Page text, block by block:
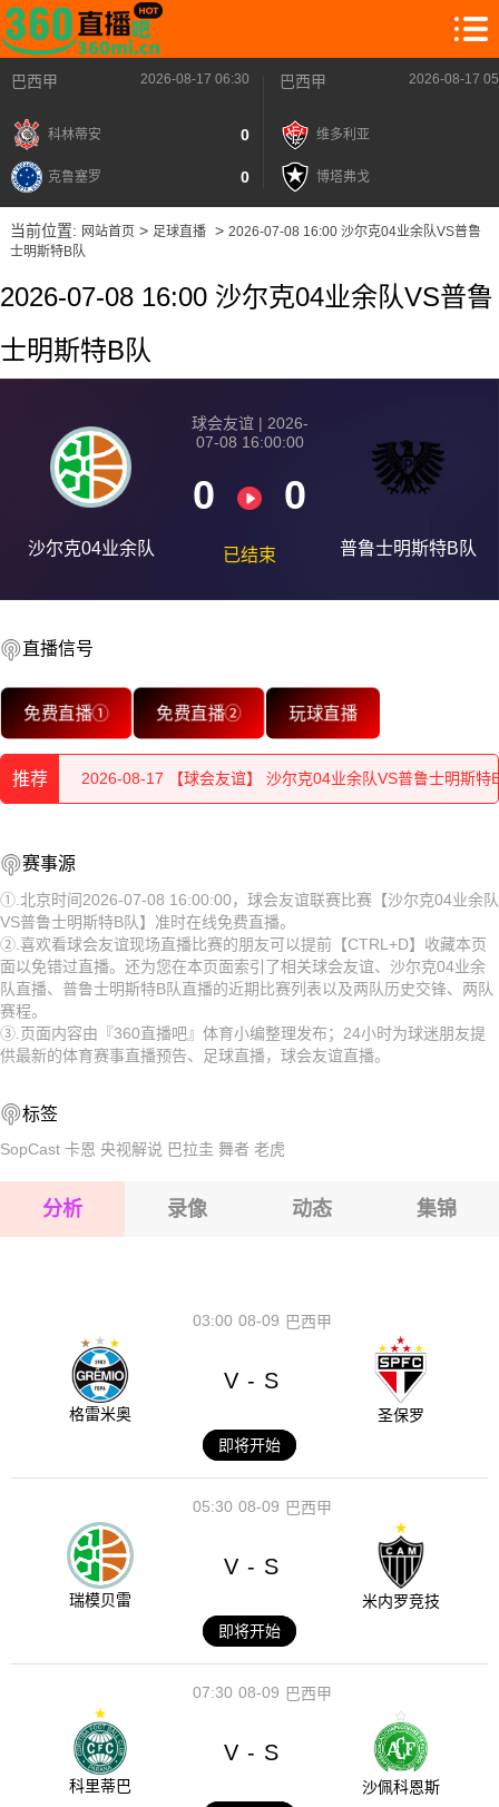
巴西甲 2026-08-17 06:30
科林蒂安 0
克鲁塞罗 0
巴西甲 2026-08-17
维多利亚
博塔弗戈
当前位置: 网站首页> 足球直播> 2026-07-08 16:00 沙尔克04业余队VS普鲁
士明斯特B队
2026-07-08 16:00 沙尔克04业余队VS普鲁
士明斯特B队
沙尔克04业余队
球会友谊 | 2026-
07-08 16:00:00
0 0
已结束 普鲁士明斯特B队
直播信号
免费直播① 免费直播② 玩球直播
推荐
2026-08-17 【球会友谊】 沙尔克04业余队VS普鲁士明斯特
2026-08-17 【球会友谊】 沙尔克04业余队VS普鲁士明斯特
2026-08-17 【球会友谊】 沙尔克04业余队VS普鲁士明斯特
2026-08-17 【球会友谊】 沙尔克04业余队VS普鲁士明斯特
2026-08-17 【球会友谊】 沙尔克04业余队VS普鲁士明斯特
B队
2026-08-17 【球会友谊】 沙尔克04业余队VS普鲁士明斯特
B队
2026-08-17 【球会友谊】 沙尔克04业余队VS普鲁士明斯特
B队
2026-08-17 【球会友谊】 沙尔克04业余队VS普鲁士明斯特
B队
2026-08-17 【球会友谊】 沙尔克04业余队VS普鲁士明斯特
B队
2026-08-17 【球会友谊】 沙尔克04业余队VS普鲁士明斯特
赛事源
①.北京时间2026-07-08 16:00:00，球会友谊联赛比赛【沙尔克04业余队
VS普鲁士明斯特B队】准时在线免费直播。
②.喜欢看球会友谊现场直播比赛的朋友可以提前【CTRL+D】收藏本页
面以免错过直播。还为您在本页面索引了相关球会友谊、沙尔克04业余
队直播、普鲁士明斯特B队直播的近期比赛列表以及两队历史交锋、两队
赛程。
③.页面内容由『360直播吧』体育小编整理发布；24小时为球迷朋友提
供最新的体育赛事直播预告、足球直播，球会友谊直播。
标签
SopCast 卡恩 央视解说 巴拉圭 舞者 老虎
分析 录像 动态 集锦
08-09
03:00 巴西甲
格雷米奥
V - S
圣保罗
即将开始
08-09
05:30 巴西甲
瑞模贝雷
V - S
米内罗竞技
即将开始
08-09
07:30 巴西甲
科里蒂巴
V - S
沙佩科恩斯